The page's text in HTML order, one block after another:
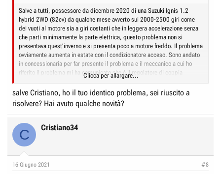
Salve a tutti, possessore da dicembre 2020 di una Suzuki Ignis 1.2
hybrid 2WD (82cv) da qualche mese avverto sui 2000-2500 giri come
dei vuoti al motore sia a giri costanti che in leggera accelerazione senza
che parti minimamente la parte elettrica, questo problema non si
presentava quest'inverno e si presenta poco a motore freddo. Il problema
ovviamente aumenta in estate con il condizionatore acceso. Sono andato
in concessionaria per far presente il problema e il meccanico a cui ho
riferito il problema mi ha comunicato che è il regolatore di coppia
elettronico che già altri utenti hanno lamentato lo stesso problema loro
sanno di questo problema comune e che la casa madre sta cercando di
limitare il problema via elettronica. Chiedo ai possessori del forum se
tale problema è stato riscontrato da qualcun altro e se sono presenti
le info...
Clicca per allargare...
salve Cristiano, ho il tuo identico problema, sei riuscito a
risolvere? Hai avuto qualche novità?
C Cristiano34
16 Giugno 2021 #8